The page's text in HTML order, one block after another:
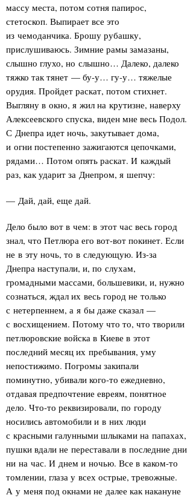
массу места, потом сотня папирос,
стетоскоп. Выпирает все это
из чемоданчика. Брошу рубашку,
прислушиваюсь. Зимние рамы замазаны,
слышно глухо, но слышно… Далеко, далеко
тяжко так тянет — бу-у… гу-у… тяжелые
орудия. Пройдет раскат, потом стихнет.
Выгляну в окно, я жил на крутизне, наверху
Алексеевского спуска, виден мне весь Подол.
С Днепра идет ночь, закутывает дома,
и огни постепенно зажигаются цепочками,
рядами… Потом опять раскат. И каждый
раз, как ударит за Днепром, я шепчу:
— Дай, дай, еще дай.
Дело было вот в чем: в этот час весь город
знал, что Петлюра его вот-вот покинет. Если
не в эту ночь, то в следующую. Из-за
Днепра наступали, и, по слухам,
громадными массами, большевики, и, нужно
сознаться, ждал их весь город не только
с нетерпеннем, а я бы даже сказал —
с восхищением. Потому что то, что творили
петлюровские войска в Киеве в этот
последний месяц их пребывания, уму
непостижимо. Погромы закипали
поминутно, убивали кого-то ежедневно,
отдавая предпочтение евреям, понятное
дело. Что-то реквизировали, по городу
носились автомобили и в них люди
с красными галунными шлыками на папахах,
пушки вдали не переставали в последние дни
ни на час. И днем и ночью. Все в каком-то
томлении, глаза у всех острые, тревожные.
А у меня под окнами не далее как накануне